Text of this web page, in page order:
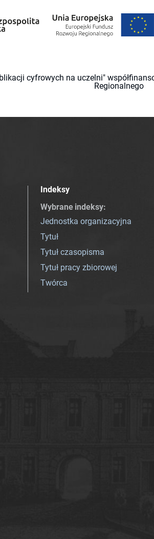
cyfrowych na uczelni"
Regionalnego
Indeksy
Wybrane indeksy:
Jednostka organizacyjna
Tytuł
Tytuł czasopisma
Tytuł pracy zbiorowej
Twórca